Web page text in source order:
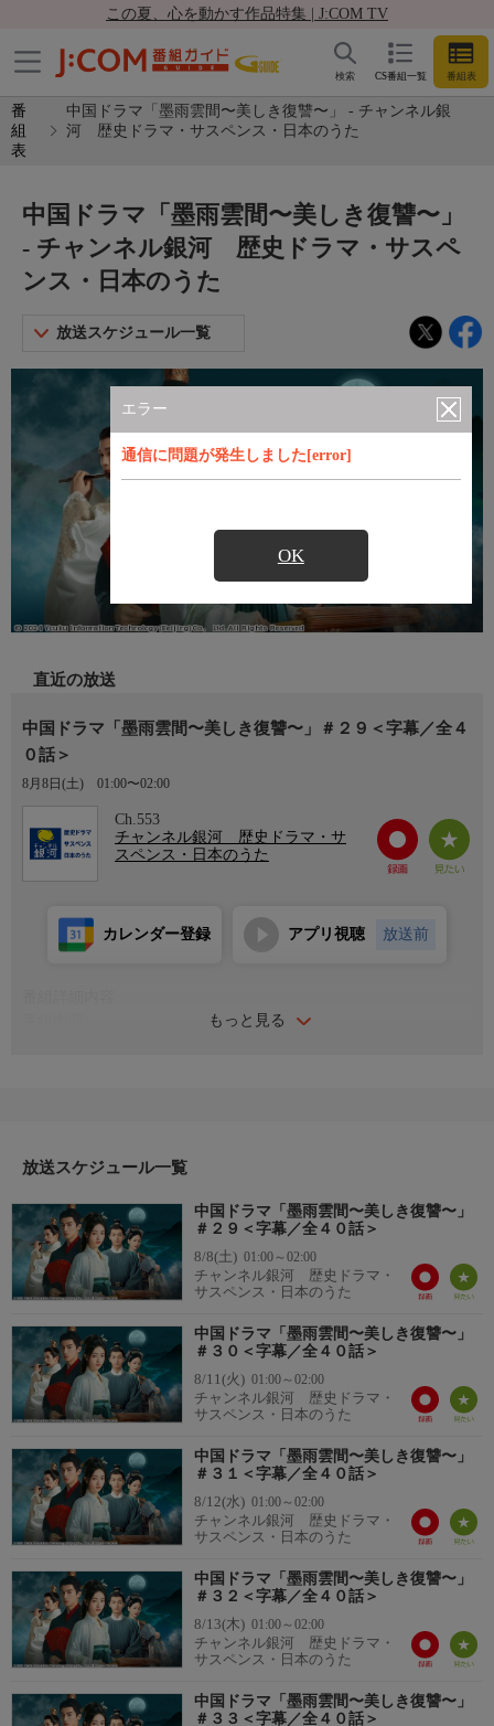
この夏、心を動かす作品特集 | J:COM TV
CS番組一覧 番組表
検索
番
組
表
中国ドラマ「墨雨雲間〜美しき復讐〜」 - チャンネル銀
河 歴史ドラマ・サスペンス・日本のうた
エラー
通信に問題が発生しました[error]
OK
中国ドラマ「墨雨雲間〜美しき復讐〜」
- チャンネル銀河 歴史ドラマ・サスペ
ンス・日本のうた
放送スケジュール一覧
直近の放送
中国ドラマ「墨雨雲間〜美しき復讐〜」＃２９＜字幕／全４
０話＞
8月8日(土) 01:00〜02:00
Ch.553
チャンネル銀河 歴史ドラマ・サ
スペンス・日本のうた
もっと見る
カレンダー登録 アプリ視聴 放送前
げ、容赦なく責め立てる。
ウー・ジンイエン、ワン・シンユエ、チェン・シンハイ、リア
ン・ヨンチー ほか
放送スケジュール一覧
中国ドラマ「墨雨雲間〜美しき復讐〜」
＃２９＜字幕／全４０話＞
8/8(土) 01:00～02:00
チャンネル銀河 歴史ドラマ・
サスペンス・日本のうた
中国ドラマ「墨雨雲間〜美しき復讐〜」
＃３０＜字幕／全４０話＞
8/11(火) 01:00～02:00
チャンネル銀河 歴史ドラマ・
サスペンス・日本のうた
中国ドラマ「墨雨雲間〜美しき復讐〜」
＃３１＜字幕／全４０話＞
8/12(水) 01:00～02:00
チャンネル銀河 歴史ドラマ・
サスペンス・日本のうた
中国ドラマ「墨雨雲間〜美しき復讐〜」
＃３２＜字幕／全４０話＞
8/13(木) 01:00～02:00
チャンネル銀河 歴史ドラマ・
サスペンス・日本のうた
中国ドラマ「墨雨雲間〜美しき復讐〜」
＃３３＜字幕／全４０話＞